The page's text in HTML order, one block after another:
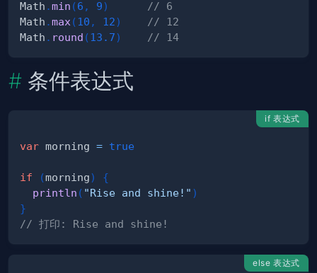
Math .min (6 , 9)
// 6
Math .max (10 , 12)
// 12
Math . round (13.7) // 14
条件表达式
if 表达式
var morning = true
if (morning)
{
println ( "Rise and shine!" )
}
// 打印: Rise and shine!
else 表达式